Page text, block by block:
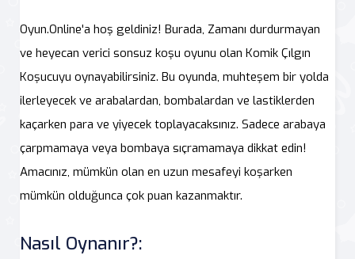
Oyun.Online'a hoş geldiniz! Burada, Zamanı durdurmayan
ve heyecan verici sonsuz koşu oyunu olan Komik Çılgın
Koşucuyu oynayabilirsiniz. Bu oyunda, muhteşem bir yolda
ilerleyecek ve arabalardan, bombalardan ve lastiklerden
kaçarken para ve yiyecek toplayacaksınız. Sadece arabaya
çarpmamaya veya bombaya sıçramamaya dikkat edin!
Amacınız, mümkün olan en uzun mesafeyi koşarken
mümkün olduğunca çok puan kazanmaktır.
Nasıl Oynanır?: